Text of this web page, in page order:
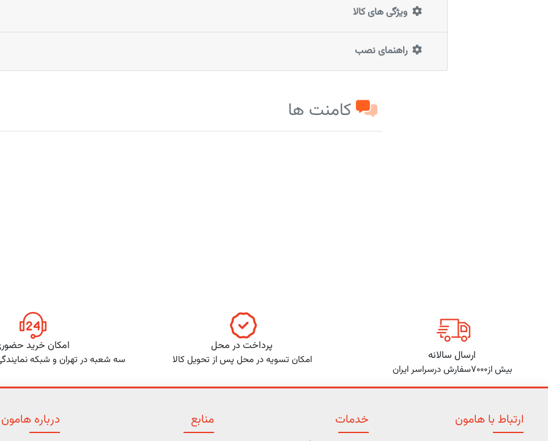
ویژگی های کالا
راهنمای نصب
کامنت ها
ارسال سالانه
بیش از7000سفارش درسراسر ایران
پرداخت در محل
امکان تسویه در محل پس از تحویل کالا
امکان خرید
سه شعبه در تهران و شبکه
درباره هامون منابع خدمات ارتباط با هامون